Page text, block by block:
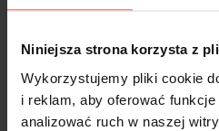
Niniejsza strona korzysta z
Wykorzystujemy pliki cookie
i reklam, aby oferować funkcje
analizować ruch w naszej
Wysyłka w ciągu
Cena przesyłki 0
Dostępność